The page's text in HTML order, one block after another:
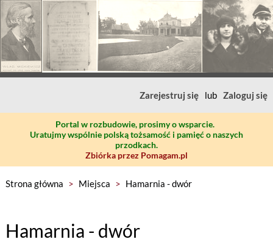
Zarejestruj się lub Zaloguj się
Portal w rozbudowie, prosimy o wsparcie.
Uratujmy wspólnie polską tożsamość i pamięć o naszych
przodkach.
Zbiórka przez Pomagam.pl
Strona główna > Miejsca > Hamarnia - dwór
Hamarnia - dwór